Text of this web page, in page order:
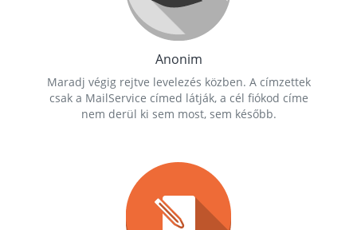
Anonim
Maradj végig rejtve levelezés közben. A címzettek
csak a MailService címed látják, a cél fiókod címe
nem derül ki sem most, sem később.